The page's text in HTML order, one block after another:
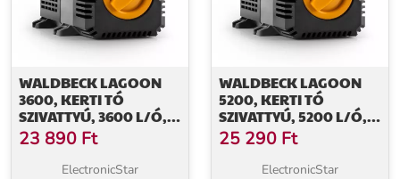
WALDBECK LAGOON
3600, KERTI TÓ
SZIVATTYÚ, 3600 L/Ó,
ECOSAVE: 20 W,
MERÜLÉSI MÉLYSÉG 2,8
23 890 Ft
ElectronicStar
WALDBECK LAGOON
5200, KERTI TÓ
SZIVATTYÚ, 5200 L/Ó,
ECOSAVE: 40 W,
MERÜLÉSI MÉLYSÉG 4,8
25 290 Ft
ElectronicStar